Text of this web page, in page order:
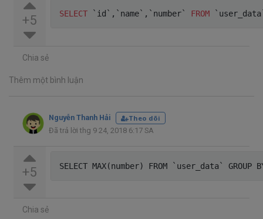
+5 SELECT ` id ` , ` name` , ` number` FROM ` user_data
Chia sẻ
Thêm một bình luận
Nguyễn Thanh Hải
Theo dõi
Đã trả lời thg 9 24, 2018 6:17 SA
+5
Chia sẻ